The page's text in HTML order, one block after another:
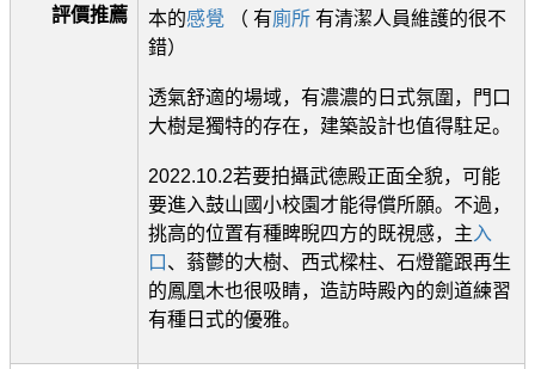
評價推薦 本的感覺 （ 有廁所 有清潔人員維護的很不
錯）
透氣舒適的場域，有濃濃的日式氛圍，門口
大樹是獨特的存在，建築設計也值得駐足。
2022.10.2若要拍攝武德殿正面全貌，可能
要進入鼓山國小校園才能得償所願。不過，
挑高的位置有種睥睨四方的既視感，主 入
口 、蓊鬱的大樹、西式樑柱、石燈籠跟再生
的鳳凰木也很吸睛，造訪時殿內的劍道練習
有種日式的優雅。